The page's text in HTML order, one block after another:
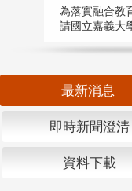
為落實融合教
請國立嘉義大
最新消息
即時新聞澄清
資料下載